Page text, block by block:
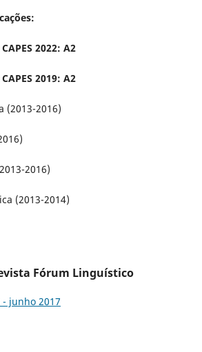
2022: A2
2019: A2
(2013-2016)
2016)
(2013-2014)
Fórum Linguístico
junho 2017